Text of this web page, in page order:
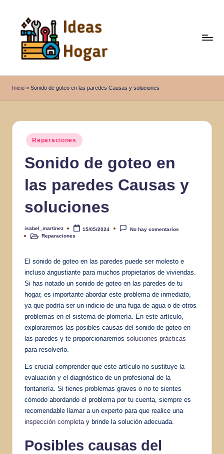
contenido
d
e
a
Inicio » Sonido de goteo en las paredes Causas y soluciones
Publicado
en
Reparaciones
Sonido de goteo en
las paredes Causas y
soluciones
Publicado
por
isabel_martinez 15/05/2024
No hay comentarios
PublicadoReparaciones
El sonido de goteo en las paredes puede ser molesto e
incluso angustiante para muchos propietarios de viviendas.
Si has notado un sonido de goteo en las paredes de tu
hogar, es importante abordar este problema de inmediato,
ya que podría ser un indicio de una fuga de agua o de otros
problemas en el sistema de plomería. En este artículo,
exploraremos las posibles causas del sonido de goteo en
las paredes y te proporcionaremos soluciones prácticas
para resolverlo.
Es crucial comprender que este artículo no sustituye la
evaluación y el diagnóstico de un profesional de la
fontanería. Si tienes problemas graves o no te sientes
cómodo abordando el problema por tu cuenta, siempre es
recomendable llamar a un experto para que realice una
inspección completa y brinde la solución adecuada.
Posibles causas del